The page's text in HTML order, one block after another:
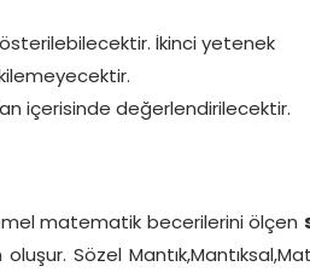
İkinci yetenek
içerisinde değerlendirilecektir.
matematik becerilerini ölçen
Sözel